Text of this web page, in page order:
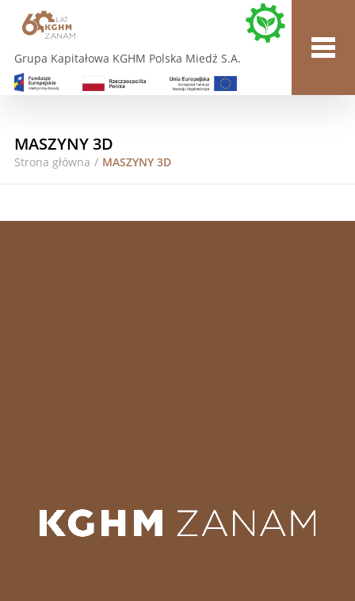
Grupa Kapitałowa KGHM Polska Miedź S.A.
MASZYNY 3D
Strona główna / MASZYNY 3D